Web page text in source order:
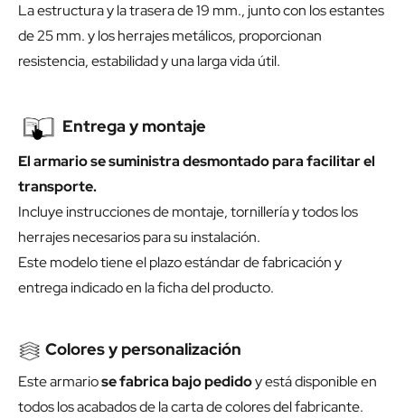
La estructura y la trasera de 19 mm., junto con los estantes
de 25 mm. y los herrajes metálicos, proporcionan
resistencia, estabilidad y una larga vida útil.
Entrega y montaje
El armario se suministra desmontado para facilitar el
transporte.
Incluye instrucciones de montaje, tornillería y todos los
herrajes necesarios para su instalación.
Este modelo tiene el plazo estándar de fabricación y
entrega indicado en la ficha del producto.
Colores y personalización
Este armariose fabrica bajo pedidoy está disponible en
todos los acabados de la carta de colores del fabricante.